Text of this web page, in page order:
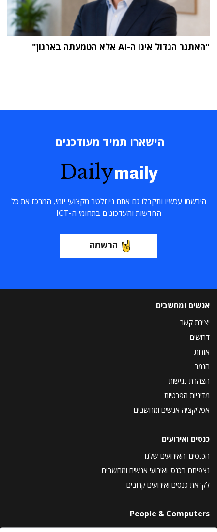
"האתגר הגדול אינו ה-AI אלא הטמעתה בארגון"
הישארו תמיד מעודכנים
Dailymaily
הירשמו עכשיו ותקבלו גם אתם ניוזלטר מקצועי יומי, המרכז את כל
החדשות והעדכונים בתחומי ה-ICT
הרשמה
אנשים ומחשבים
יצירת קשר
דרושים
אודות
הנמר
הצהרת נגישות
מדיניות הפרטיות
אפליקציה אנשים ומחשבים
כנסים ואירועים
הכנסים והאירועים שלנו
נצפיתם בכנסי ואירועי אנשים ומחשבים
לקראת כנסים ואירועים קרובים
People & Computers